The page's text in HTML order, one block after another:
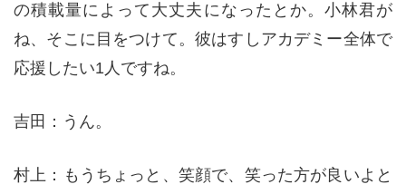
の積載量によって大丈夫になったとか。小林君が
ね、そこに目をつけて。彼はすしアカデミー全体で
応援したい1人ですね。
吉田：うん。
村上：もうちょっと、笑顔で、笑った方が良いよと